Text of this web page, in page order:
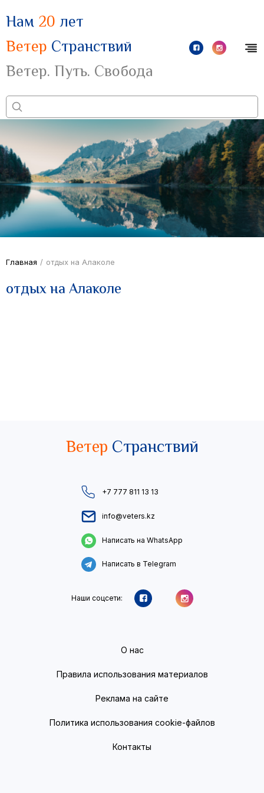
Нам 20 лет
Ветер Странствий
Ветер. Путь. Свобода
Главная / отдых на Алаколе
отдых на Алаколе
Ветер Странствий
+7 777 811 13 13
info@veters.kz
Написать на WhatsApp
Написать в Telegram
Наши соцсети:
О нас
Правила использования материалов
Реклама на сайте
Политика использования cookie-файлов
Контакты